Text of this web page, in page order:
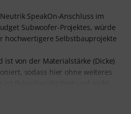
SpeakOn-Anschluss im
Subwoofer-Projektes, würde
hochwertigere Selbstbauprojekte
ist von der Materialstärke (Dicke)
sodass hier ohne weiteres